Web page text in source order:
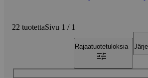
22 tuotettaSivu 1 / 1
Rajaatuotetuloksia